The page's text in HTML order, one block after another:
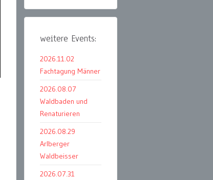
weitere Events:
2026.11.02
Fachtagung Männer
2026.08.07
Waldbaden und
Renaturieren
2026.08.29
Arlberger
Waldbeisser
2026.07.31